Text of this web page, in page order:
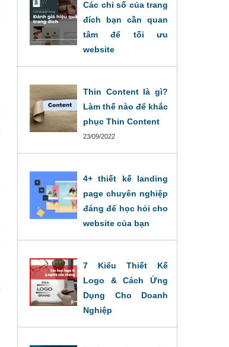
Các chỉ số của trang
đích bạn cần quan
tâm để tối ưu
website
Thin Content là gì?
Làm thế nào để khắc
phục Thin Content
23/09/2022
4+ thiết kế landing
page chuyên nghiệp
đáng để học hỏi cho
website của bạn
7 Kiểu Thiết Kế
Logo & Cách Ứng
Dụng Cho Doanh
Nghiệp